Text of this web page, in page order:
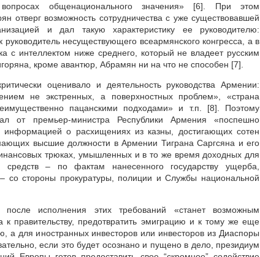
общенационального значения» [6]. При этом
отверг возможность сотрудничества с уже существовавшей
и дал такую характеристику ее руководителю:
руководитель несуществующего всеармянского конгресса, а в
с интеллектом ниже среднего, который не владеет русским
кроме авантюр, Абрамян ни на что не способен [7].
оценивало и деятельность руководства Армении:
не экстренных, а поверхностных проблем», «страна
пацанскими подходами» и т.п. [8]. Поэтому
от премьер-министра Республики Армения «поспешно
информацией о расхищениях из казны, достигающих сотен
высшие должности в Армении Тиграна Саргсяна и его
трюках, умышленных и в то же время доходных для
средств – по фактам нанесенного государству ущерба,
со стороны прокуратуры, полиции и Службы национальной
исполнения этих требований «станет возможным
к правительству, предотвратить эмиграцию и к тому же еще
а для иностранных инвесторов или инвесторов из Диаспоры
если это будет осознано и пущено в дело, президиум